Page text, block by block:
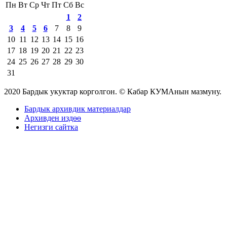
Пн Вт Ср Чт Пт Сб Вс
1
2
3
4 5 6 7 8
9
10 11 12 13 14 15 16
17 18 19 20 21 22 23
24 25 26 27 28 29 30
31
2020 Бардык укуктар корголгон. © Кабар КУМАнын мазмуну.
Бардык архивдик материалдар
Архивден издөө
Негизги сайтка